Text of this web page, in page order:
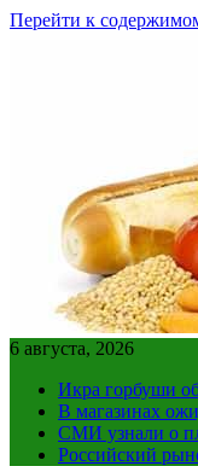
Перейти к
6 августа, 2026
Икра горбуши
В магазинах
СМИ узнали о
Российский